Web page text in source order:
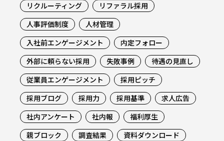
リクルーティング
リファラル採用
人事評価制度
人材管理
入社前エンゲージメント
内定フォロー
外部に頼らない採用
失敗事例
待遇の見直し
従業員エンゲージメント
採用ピッチ
採用ブログ
採用力 採用基準
求人広告
社内アンケート
社内報
福利厚生
親ブロック
調査結果
資料ダウンロード